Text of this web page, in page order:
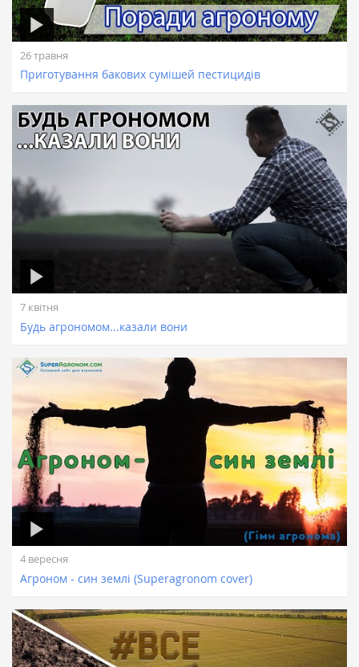
26 травня
Приготування бакових сумішей пестицидів
7 квітня
Будь агрономом...казали вони
4 вересня
Агроном - син землі (Superagronom cover)